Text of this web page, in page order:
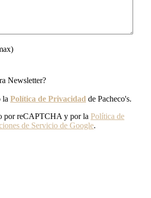
Newsletter?
la Política de Privacidad de Pacheco's.
por reCAPTCHA y por la Política de
de Servicio de Google.